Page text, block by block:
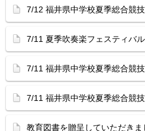
7/12 福井県中学校夏季総合競
7/11 夏季吹奏楽フェスティバル
7/11 福井県中学校夏季総合競
7/11 福井県中学校夏季総合競
教育図書を贈呈していただきま